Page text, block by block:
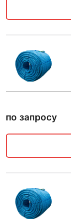
по запросу